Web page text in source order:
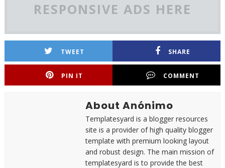
RESPONSIVE ADS HERE
TWEET SHARE
PIN IT COMMENT
About Anónimo
Templatesyard is a blogger resources
site is a provider of high quality blogger
template with premium looking layout
and robust design. The main mission of
templatesyard is to provide the best